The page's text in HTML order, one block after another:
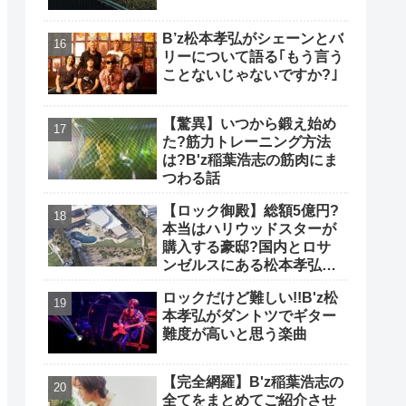
B’z松本孝弘がシェーンとバ
リーについて語る｢もう言う
ことないじゃないですか?｣
【驚異】いつから鍛え始め
た?筋力トレーニング方法
は?B'z稲葉浩志の筋肉にま
つわる話
【ロック御殿】総額5億円?
本当はハリウッドスターが
購入する豪邸?国内とロサ
ンゼルスにある松本孝弘の
ロックだけど難しい!!B'z松
本孝弘がダントツでギター
難度が高いと思う楽曲
【完全網羅】B'z稲葉浩志の
全てをまとめてご紹介させ